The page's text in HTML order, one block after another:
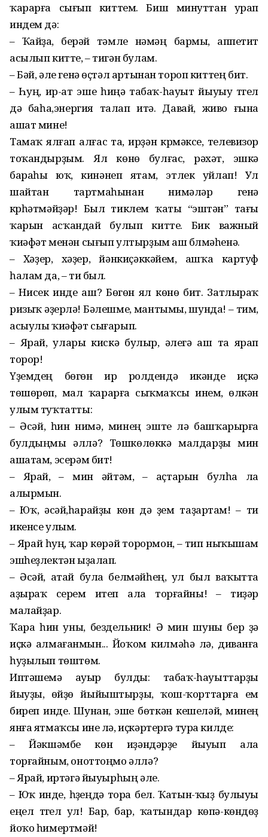
ҡарарға сығып киттем. Биш минуттан урап
индем дә:
– Ҡайҙа, берәй тәмле нәмәң бармы, аппетит
асылып китте, – тигән булам.
– Бәй, әле генә өҫтәл артынан тороп киттең бит.
– Һуң, ир-ат эше һиңә табаҡ-һауыт йыуыу түгел
дә баһа,энергия талап итә. Давай, живо ғына
ашат мине!
Тамаҡ ялғап алғас та, ирҙән күрмәксе, телевизор
тоҡандырҙым. Ял көнө булғас, рәхәт, эшкә
бараһы юҡ, кинәнеп ятам, этлек уйлап! Ул
шайтан тартмаһынан нимәләр генә
күрһәтмәйҙәр! Был тиклем ҡаты “эштән” тағы
ҡарын асҡандай булып китте. Бик важный
ҡиәфәт менән сығып ултырҙым аш бүлмәһенә.
– Хәҙер, хәҙер, йәнкиҫәккәйем, ашҡа картуф
һалам да, – ти был.
– Нисек инде аш? Бөгөн ял көнө бит. Затлыраҡ
ризыҡ әҙерлә! Бәлешме, мантымы, шунда! – тим,
асыулы ҡиәфәт сығарып.
– Ярай, улары кискә булыр, әлегә аш та ярап
торор!
Үҙемдең бөгөн ир ролдендә икәнде иҫкә
төшөрөп, мал ҡарарға сыҡмаҡсы инем, өлкән
улым туҡтатты:
– Әсәй, һин нимә, минең эште лә башҡарырға
булдыңмы әллә? Төшкөлөккә малдарҙы мин
ашатам, эсерәм бит!
– Ярай, – мин әйтәм, – аҫтарын булһа ла
алырмын.
– Юҡ, әсәй,һарайҙы көн дә үҙем таҙартам! – ти
икенсе улым.
– Ярай һуң, ҡар көрәй торормон, – тип ныҡышам
эшһеҙлектән ыҙалап.
– Әсәй, атай була белмәйһең, ул был ваҡытта
аҙыраҡ серем итеп ала торғайны! – тиҙәр
малайҙар.
Ҡара һин уны, бездельник! Ә мин шуны бер ҙә
иҫкә алмағанмын... Йоҡом килмәһә лә, диванға
һуҙылып төштөм.
Иптәшемә ауыр булды: табаҡ-һауыттарҙы
йыуҙы, өйҙө йыйыштырҙы, ҡош-ҡорттарға ем
биреп инде. Шунан, эше бөткән кешеләй, минең
янға ятмаҡсы ине лә, иҫкәртергә тура килде:
– Йәкшәмбе көн иҙәндәрҙе йыуып ала
торғайным, оноттоңмо әллә?
– Ярай, иртәгә йыуырһың әле.
– Юҡ инде, һүҙеңдә тора бел. Ҡатын-ҡыҙ булыуы
еңел түгел ул! Бар, бар, ҡатындар көпә-көндөҙ
йоҡо һимертмәй!